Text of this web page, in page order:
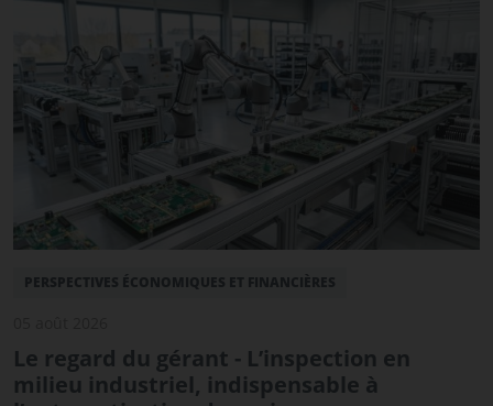
PERSPECTIVES ÉCONOMIQUES ET FINANCIÈRES
Le regard du gérant - L’inspection en
milieu industriel, indispensable à